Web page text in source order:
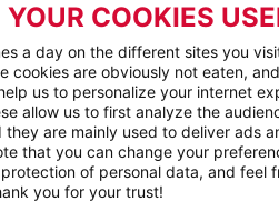
COOKIES
a day on the different sites you
cookies are obviously not eaten,
us to personalize your internet
allow us to first analyze the
are mainly used to deliver ads
that you can change your
of personal data, and feel
you for your trust!